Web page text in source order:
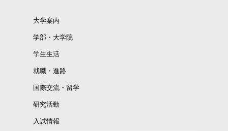
大学案内
学部・大学院
学生生活
就職・進路
国際交流・留学
研究活動
入試情報